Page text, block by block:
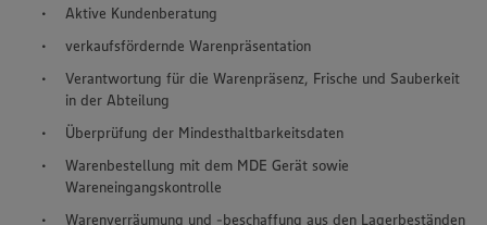
Aktive Kundenberatung
verkaufsfördernde Warenpräsentation
Verantwortung für die Warenpräsenz, Frische und Sauberkeit
in der Abteilung
Überprüfung der Mindesthaltbarkeitsdaten
Warenbestellung mit dem MDE Gerät sowie
Wareneingangskontrolle
Warenverräumung und -beschaffung aus den Lagerbeständen